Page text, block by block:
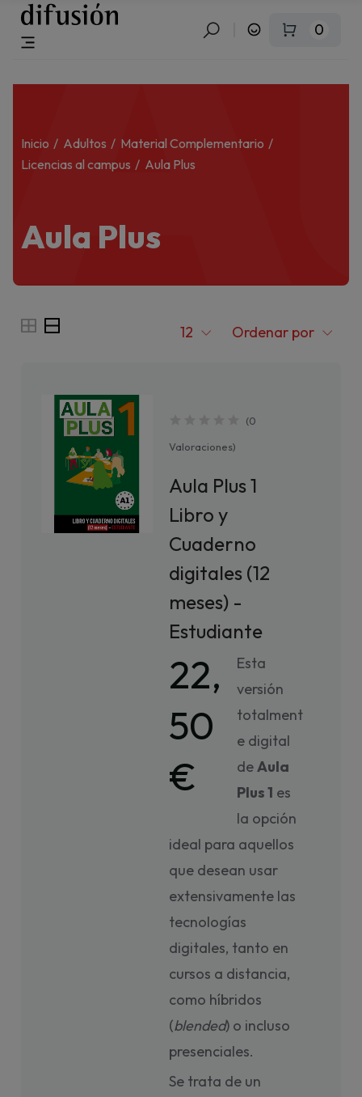
0
Inicio Adultos
Material Complementario
Licencias al campus
Aula Plus
Aula Plus
12 Ordenar por
(0
Valoraciones)
Aula Plus 1
Libro y
Cuaderno
digitales (12
meses) -
Estudiante
22,
50
€
Esta
versión
totalment
e digital
deAula
Plus 1 es
la opción
ideal para aquellos
que desean usar
extensivamente las
tecnologías
digitales, tanto en
cursos a distancia,
como híbridos
(blended) o incluso
presenciales.
Se trata de un